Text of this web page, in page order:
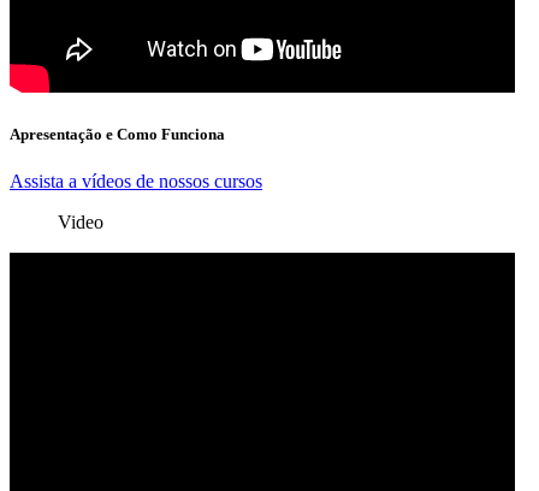
Apresentação e Como Funciona
Assista a vídeos de nossos cursos
Video